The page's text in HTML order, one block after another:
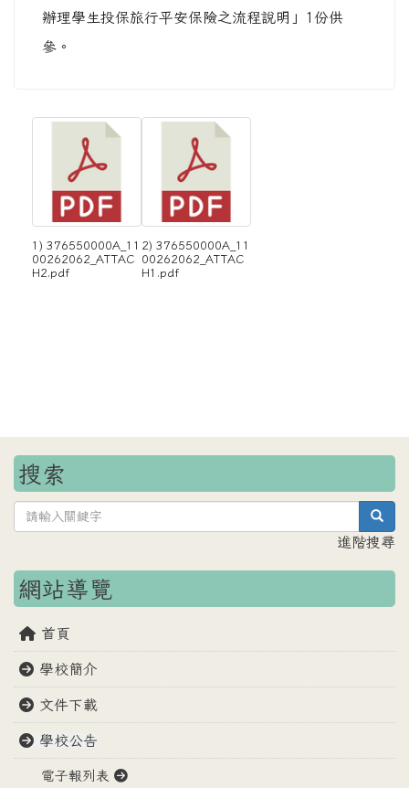
辦理學生投保旅行平安保險之流程說明」1份供
參。
1) 376550000A_11
00262062_ATTAC
H2.pdf
2) 376550000A_11
00262062_ATTAC
H1.pdf
搜索
進階搜尋
網站導覽
首頁
學校簡介
文件下載
學校公告
電子報列表